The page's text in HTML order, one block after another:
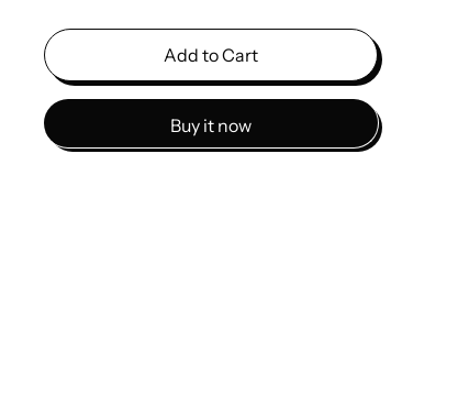
Add to Cart
Buy it now